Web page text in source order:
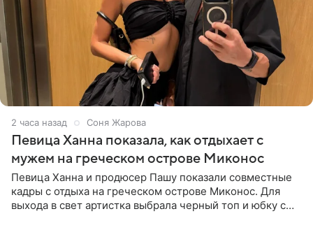
2 часа назад Соня Жарова
Певица Ханна показала, как отдыхает с
мужем на греческом острове Миконос
Певица Ханна и продюсер Пашу показали совместные
кадры с отдыха на греческом острове Миконос. Для
выхода в свет артистка выбрала черный топ и юбку с